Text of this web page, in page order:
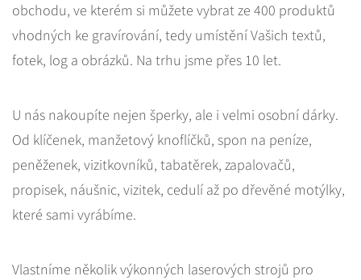
obchodu, ve kterém si můžete vybrat ze 400 produktů
vhodných ke gravírování, tedy umístění Vašich textů,
fotek, log a obrázků. Na trhu jsme přes 10 let.
U nás nakoupíte nejen šperky, ale i velmi osobní dárky.
Od klíčenek, manžetový knoflíčků, spon na peníze,
peněženek, vizitkovníků, tabatěrek, zapalovačů,
propisek, náušnic, vizitek, cedulí až po dřevěné motýlky,
které sami vyrábíme.
Vlastníme několik výkonných laserových strojů pro